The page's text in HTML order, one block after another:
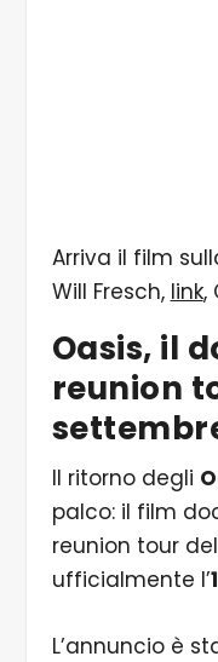
Arriva il film
Will Fresch, link,
Oasis, il
reunion
Il ritorno degli
palco: il film
reunion tour
ufficialmente l’
L’annuncio è